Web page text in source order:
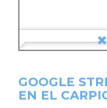
GOOGLE
EN EL